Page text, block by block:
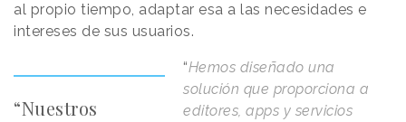
al propio tiempo, adaptar esa a las necesidades e
intereses de sus usuarios.
“Nuestros
“Hemos diseñado una
solución que proporciona a
editores, apps y servicios